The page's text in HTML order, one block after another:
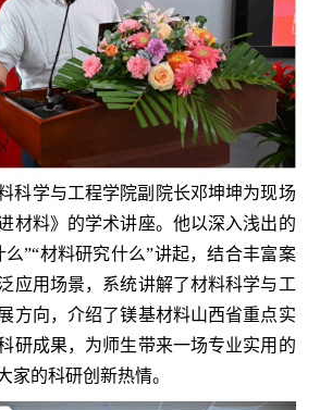
科学与工程学院副院长邓坤坤为现场
材料》的学术讲座。他以深入浅出的
”“材料研究什么”讲起，结合丰富案
应用场景，系统讲解了材料科学与工
方向，介绍了镁基材料山西省重点实
研成果，为师生带来一场专业实用的
家的科研创新热情。